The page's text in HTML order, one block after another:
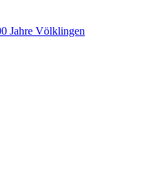
Jahre Völklingen